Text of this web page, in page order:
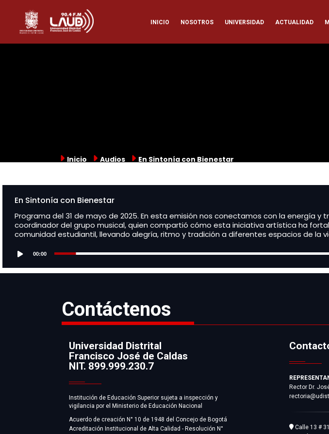
contenido
principal
Navegación
principal
INICIO NOSOTROS UNIVERSIDAD ACTUALIDAD
Inicio Audios En Sintonía con Bienestar
En Sintonía con Bienestar
Programa del 31 de mayo de 2025. En esta emisión nos conectamos con la energía y
coordinador del grupo musical, quien compartió cómo esta iniciativa artística ha
comunidad estudiantil, llevando alegría, ritmo y tradición a diferentes espacios de la
Audio
Player00:00
Contáctenos
Información
Universidad Distrital
Francisco José de Caldas
NIT. 899.999.230.7
Institución de Educación Superior sujeta a inspección y
vigilancia por el Ministerio de Educación Nacional
Acuerdo de creación N° 10 de 1948 del Concejo de Bogotá
Acreditación Institucional de Alta Calidad - Resolución N°
Rector Dr.
Calle 13 #